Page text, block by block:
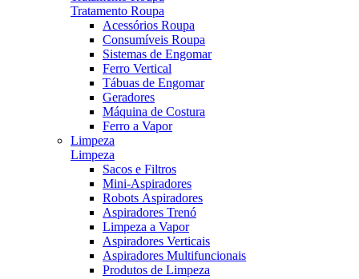
Tratamento Roupa
Acessórios Roupa
Consumíveis Roupa
Sistemas de Engomar
Ferro Vertical
Tábuas de Engomar
Geradores
Máquina de Costura
Ferro a Vapor
Limpeza
Limpeza
Sacos e Filtros
Mini-Aspiradores
Robots Aspiradores
Aspiradores Trenó
Limpeza a Vapor
Aspiradores Verticais
Aspiradores Multifuncionais
Produtos de Limpeza